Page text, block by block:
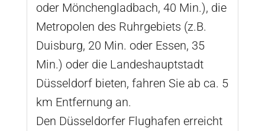
oder Mönchengladbach, 40 Min.), die
Metropolen des Ruhrgebiets (z.B.
Duisburg, 20 Min. oder Essen, 35
Min.) oder die Landeshauptstadt
Düsseldorf bieten, fahren Sie ab ca. 5
km Entfernung an.
Den Düsseldorfer Flughafen erreicht